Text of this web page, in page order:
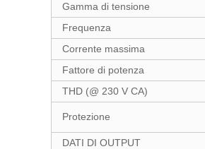
Gamma di tensione
Frequenza
Corrente massima
Fattore di potenza
THD (@ 230 V CA)
Protezione
DATI DI OUTPUT